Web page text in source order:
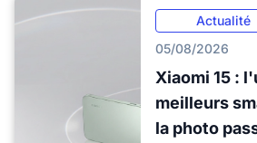
Actualité
05/08/2026
Xiaomi 15 :
meilleurs
la photo